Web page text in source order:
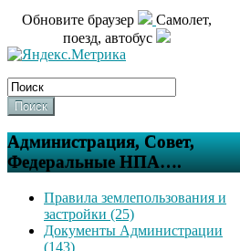
Обновите браузер
Самолет,
поезд, автобус
Поиск
Администрация, Совет,
Федеральные НПА….
Правила землепользования и
застройки (25)
Документы Администрации
(143)